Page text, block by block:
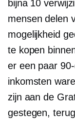
bijna 10
mensen delen
mogelijkheid
te kopen
er een paar
inkomsten
zijn aan de
gestegen,